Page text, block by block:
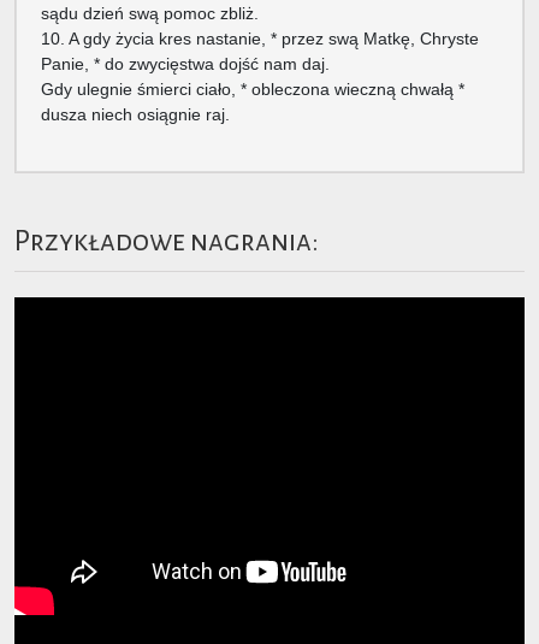
sądu dzień swą pomoc zbliż.
10. A gdy życia kres nastanie, * przez swą Matkę, Chryste
Panie, * do zwycięstwa dojść nam daj.
Gdy ulegnie śmierci ciało, * obleczona wieczną chwałą *
dusza niech osiągnie raj.
Przykładowe nagrania: